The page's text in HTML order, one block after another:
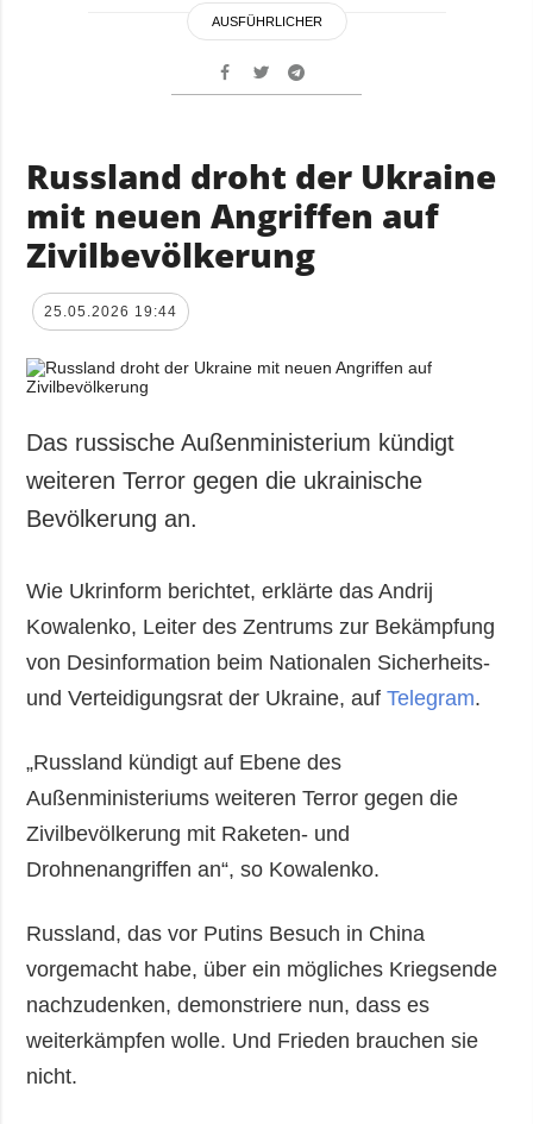
AUSFÜHRLICHER
Russland droht der Ukraine
mit neuen Angriffen auf
Zivilbevölkerung
25.05.2026 19:44
Das russische Außenministerium kündigt
weiteren Terror gegen die ukrainische
Bevölkerung an.
Wie Ukrinform berichtet, erklärte das Andrij
Kowalenko, Leiter des Zentrums zur Bekämpfung
von Desinformation beim Nationalen Sicherheits-
und Verteidigungsrat der Ukraine, aufTelegram.
„Russland kündigt auf Ebene des
Außenministeriums weiteren Terror gegen die
Zivilbevölkerung mit Raketen- und
Drohnenangriffen an“, so Kowalenko.
Russland, das vor Putins Besuch in China
vorgemacht habe, über ein mögliches Kriegsende
nachzudenken, demonstriere nun, dass es
weiterkämpfen wolle. Und Frieden brauchen sie
nicht.